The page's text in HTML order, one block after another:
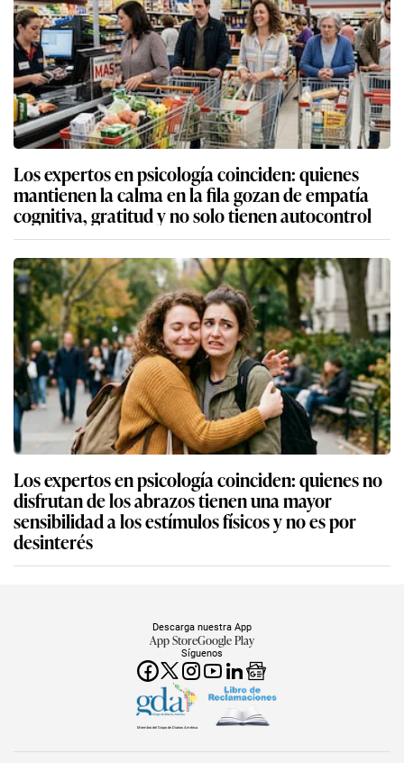
Los expertos en psicología coinciden: quienes
mantienen la calma en la fila gozan de empatía
cognitiva, gratitud y no solo tienen autocontrol
Los expertos en psicología coinciden: quienes no
disfrutan de los abrazos tienen una mayor
sensibilidad a los estímulos físicos y no es por
desinterés
Síguenos
Descarga nuestra App
App StoreGoogle Play
Miembro del Grupo de Diarios América